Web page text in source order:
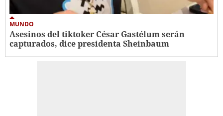
MUNDO
Asesinos del tiktoker César Gastélum serán
capturados, dice presidenta Sheinbaum